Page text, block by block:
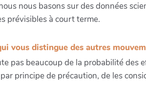
nous basons sur des données
prévisibles à court terme.
vous distingue des autres
pas beaucoup de la probabilité
principe de précaution, de les